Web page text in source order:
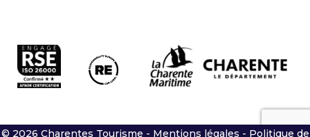
© 2026 Charentes Tourisme - Mentions légales - Politique de